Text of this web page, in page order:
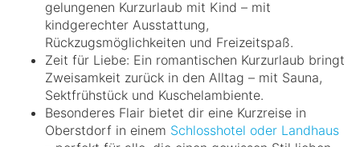
gelungenen Kurzurlaub mit Kind – mit
kindgerechter Ausstattung,
Rückzugsmöglichkeiten und Freizeitspaß.
Zeit für Liebe: Ein romantischen Kurzurlaub bringt
Zweisamkeit zurück in den Alltag – mit Sauna,
Sektfrühstück und Kuschelambiente.
Besonderes Flair bietet dir eine Kurzreise in
Oberstdorf in einem Schlosshotel oder Landhaus